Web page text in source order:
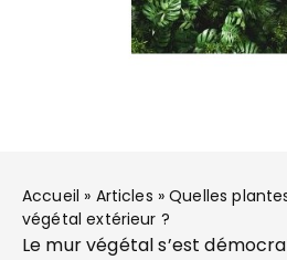
Accueil » Articles »Quelles
végétal extérieur ?
Le mur végétal s’est